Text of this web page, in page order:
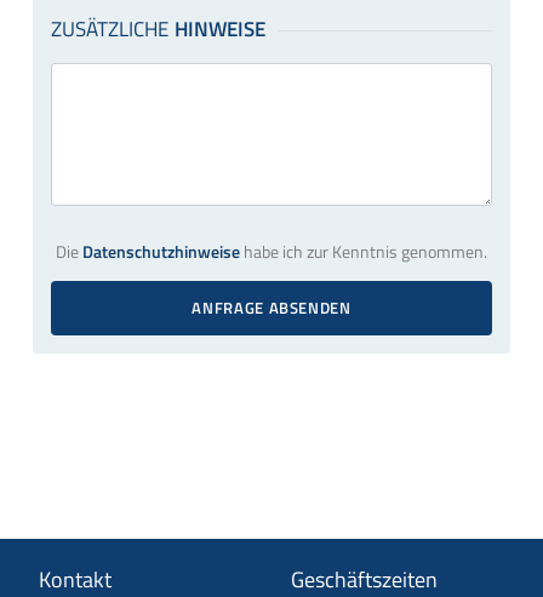
DieDatenschutzhinweisehabe ich zur Kenntnis genommen.
ANFRAGE ABSENDEN
Kontakt Geschäftszeiten